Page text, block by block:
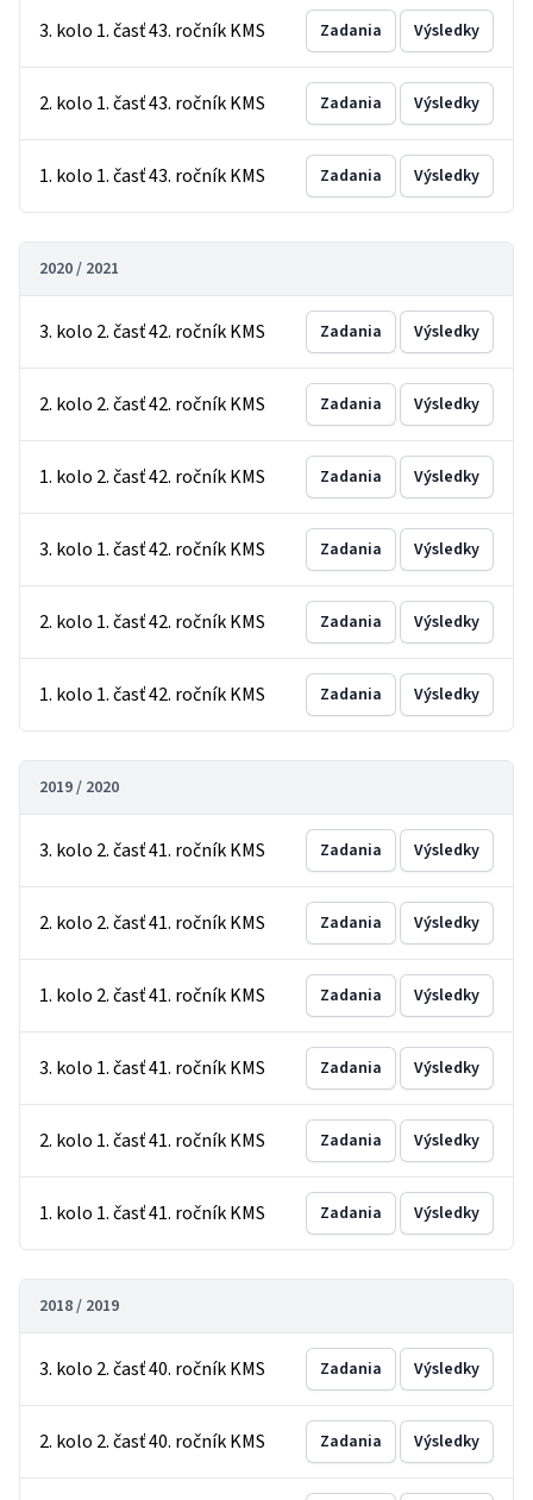
3. kolo 1. časť 43. ročník KMS Zadania Výsledky
2. kolo 1. časť 43. ročník KMS Zadania Výsledky
1. kolo 1. časť 43. ročník KMS Zadania Výsledky
2020 / 2021
3. kolo 2. časť 42. ročník KMS Zadania Výsledky
2. kolo 2. časť 42. ročník KMS Zadania Výsledky
1. kolo 2. časť 42. ročník KMS Zadania Výsledky
3. kolo 1. časť 42. ročník KMS Zadania Výsledky
2. kolo 1. časť 42. ročník KMS Zadania Výsledky
1. kolo 1. časť 42. ročník KMS Zadania Výsledky
2019 / 2020
3. kolo 2. časť 41. ročník KMS Zadania Výsledky
2. kolo 2. časť 41. ročník KMS Zadania Výsledky
1. kolo 2. časť 41. ročník KMS Zadania Výsledky
3. kolo 1. časť 41. ročník KMS Zadania Výsledky
2. kolo 1. časť 41. ročník KMS Zadania Výsledky
1. kolo 1. časť 41. ročník KMS Zadania Výsledky
2018 / 2019
3. kolo 2. časť 40. ročník KMS Zadania Výsledky
2. kolo 2. časť 40. ročník KMS Zadania Výsledky